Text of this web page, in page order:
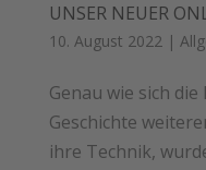
UNSER NEUER
10. August 2022 |
Genau wie sich
Geschichte
ihre Technik,